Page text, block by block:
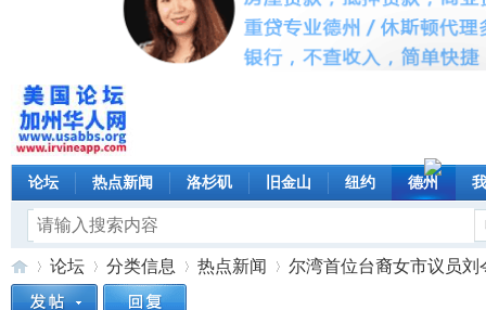
论坛 热点新闻 洛杉矶 旧金山 纽约 德州
论坛 分类信息 热点新闻 尔湾首位台裔女市议员刘